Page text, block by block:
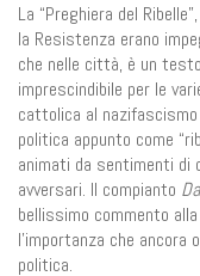
La “Preghiera del
la Resistenza erano
che nelle città, è un
imprescindibile per le
cattolica al
politica appunto come
animati da sentimenti di
avversari. Il compianto
bellissimo commento alla
l’importanza che
politica.